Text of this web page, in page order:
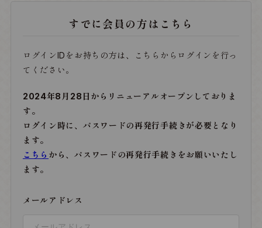
すでに会員の方はこちら
ログインIDをお持ちの方は、こちらからログインを行っ
てください。
2024年8月28日からリニューアルオープンしておりま
す。
ログイン時に、パスワードの再発行手続きが必要となり
ます。
こちら から、パスワードの再発行手続きをお願いいたし
ます。
メールアドレス